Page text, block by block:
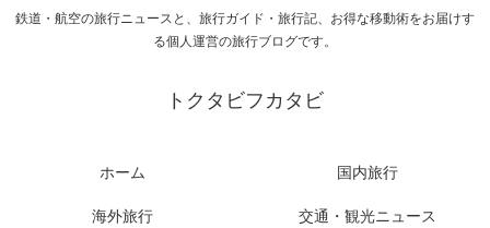
鉄道・航空の旅行ニュースと、旅行ガイド・旅行記、お得な移動術をお届けす
る個人運営の旅行ブログです。
トクタビフカタビ
ホーム 国内旅行
海外旅行 交通・観光ニュース